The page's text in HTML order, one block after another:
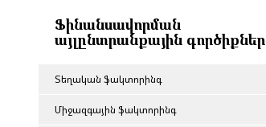
Ֆինանսավորման
այլընտրանքային գործիքներ
Տեղական ֆակտորինգ
Միջազգային ֆակտորինգ